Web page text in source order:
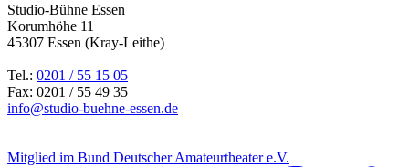
Studio-Bühne Essen
Korumhöhe 11
45307 Essen (Kray-Leithe)
Tel.: 0201 / 55 15 05
Fax: 0201 / 55 49 35
info@studio-buehne-essen.de
Mitglied im Bund Deutscher Amateurtheater e.V.